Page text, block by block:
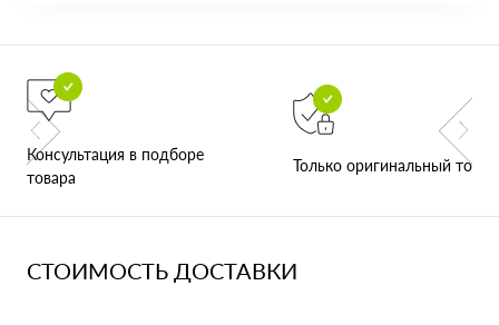
Консультация в подборе
товара
Только оригинальный товар
СТОИМОСТЬ ДОСТАВКИ